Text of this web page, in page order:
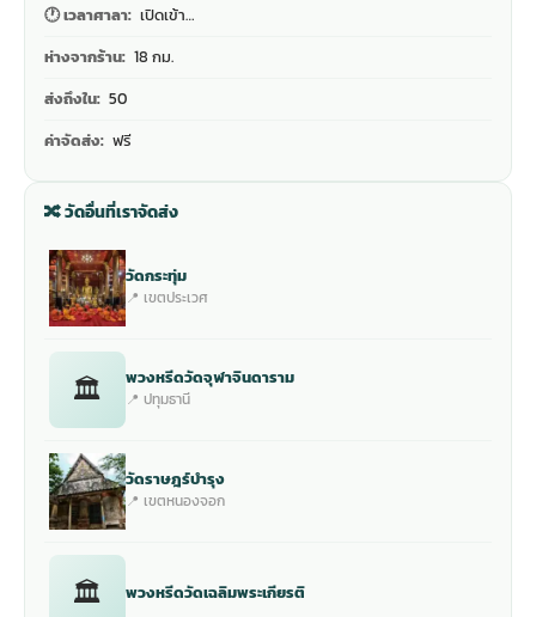
🕐 เวลาศาลา: เปิดเข้า…
ห่างจากร้าน: 18 กม.
ส่งถึงใน: 50
ค่าจัดส่ง: ฟรี
🔀 วัดอื่นที่เราจัดส่ง
วัดกระทุ่ม
📍 เขตประเวศ
🏛 พวงหรีดวัดจุฬาจินดาราม
📍 ปทุมธานี
วัดราษฎร์บำรุง
📍 เขตหนองจอก
🏛 พวงหรีดวัดเฉลิมพระเกียรติ